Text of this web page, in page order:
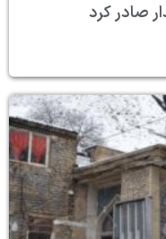
صادر کرد